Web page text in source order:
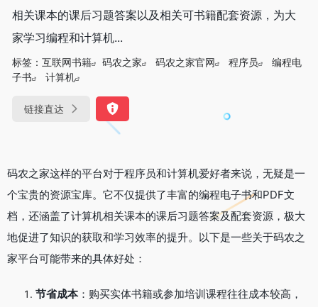
相关课本的课后习题答案以及相关可书籍配套资源，为大
家学习编程和计算机...
标签： 互联网书籍 码农之家 码农之家官网 程序员
编程电
子书
计算机
链接直达
码农之家这样的平台对于程序员和计算机爱好者来说，无疑是一
个宝贵的资源宝库。它不仅提供了丰富的编程电子书和PDF文
档，还涵盖了计算机相关课本的课后习题答案及配套资源，极大
地促进了知识的获取和学习效率的提升。以下是一些关于码农之
家平台可能带来的具体好处：
节省成本：购买实体书籍或参加培训课程往往成本较高，